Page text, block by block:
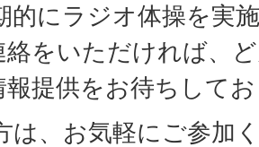
的にラジオ体操を実
絡をいただければ、
提供をお待ちして
は、お気軽にご参加